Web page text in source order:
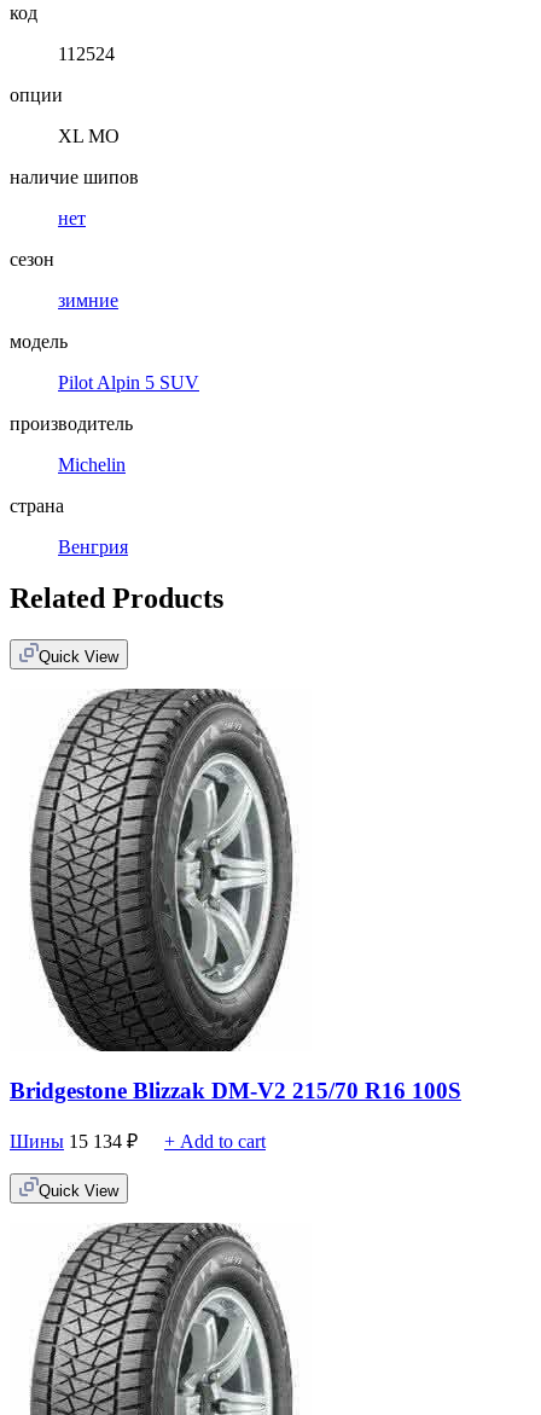
код
112524
опции
XL MO
наличие шипов
нет
сезон
зимние
модель
Pilot Alpin 5 SUV
производитель
Michelin
страна
Венгрия
Related Products
Quick View
Bridgestone Blizzak DM-V2 215/70 R16 100S
Шины 15 134 ₽ + Add to cart
Quick View